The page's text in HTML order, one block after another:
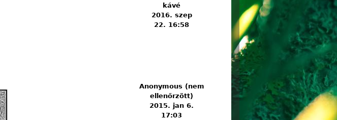
kávé
2016. szep
22. 16:58
2020 tartalommal kapcsolatosan
Anonymous (nem
ellenőrzött)
2015. jan 6.
17:03